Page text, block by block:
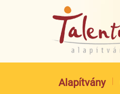
Alapítvány